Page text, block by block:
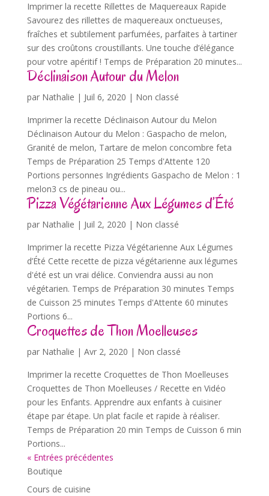
Imprimer la recette Rillettes de Maquereaux Rapide
Savourez des rillettes de maquereaux onctueuses,
fraîches et subtilement parfumées, parfaites à tartiner
sur des croûtons croustillants. Une touche d’élégance
pour votre apéritif ! Temps de Préparation 20 minutes...
Déclinaison Autour du Melon
par Nathalie | Juil 6, 2020 | Non classé
Imprimer la recette Déclinaison Autour du Melon
Déclinaison Autour du Melon : Gaspacho de melon,
Granité de melon, Tartare de melon concombre feta
Temps de Préparation 25 Temps d'Attente 120
Portions personnes Ingrédients Gaspacho de Melon : 1
melon3 cs de pineau ou...
Pizza Végétarienne Aux Légumes d’Été
par Nathalie | Juil 2, 2020 | Non classé
Imprimer la recette Pizza Végétarienne Aux Légumes
d’Été Cette recette de pizza végétarienne aux légumes
d'été est un vrai délice. Conviendra aussi au non
végétarien. Temps de Préparation 30 minutes Temps
de Cuisson 25 minutes Temps d'Attente 60 minutes
Portions 6...
Croquettes de Thon Moelleuses
par Nathalie | Avr 2, 2020 | Non classé
Imprimer la recette Croquettes de Thon Moelleuses
Croquettes de Thon Moelleuses / Recette en Vidéo
pour les Enfants. Apprendre aux enfants à cuisiner
étape par étape. Un plat facile et rapide à réaliser.
Temps de Préparation 20 min Temps de Cuisson 6 min
Portions...
« Entrées précédentes
Boutique
Cours de cuisine